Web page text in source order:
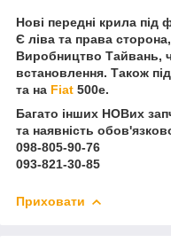
Нові передні крила під
Є ліва та права
Виробництво Тайвань,
встановлення. Також
та на Fiat 500e.
Багато інших НОВих
та наявність
098-805-90-76
093-821-30-85
Приховати